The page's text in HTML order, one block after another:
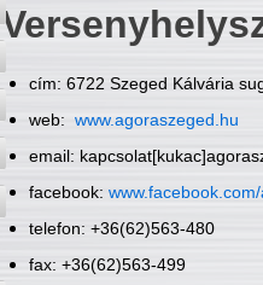
cím: 6722 Szeged Kálvária
web: www.agoraszeged.hu
email:
facebook:
telefon: +36(62)563-480
fax: +36(62)563-499